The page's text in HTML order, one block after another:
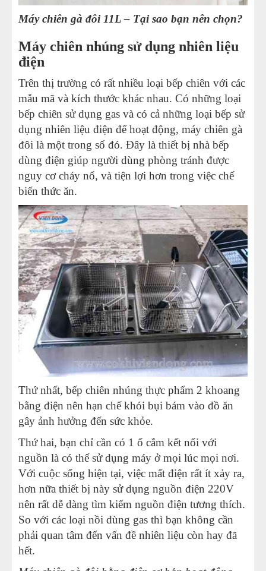
Máy chiên gà đôi 11L – Tại sao bạn nên chọn?
Máy chiên nhúng sử dụng nhiên liệu
điện
Trên thị trường có rất nhiều loại bếp chiên với các
mẫu mã và kích thước khác nhau. Có những loại
bếp chiên sử dụng gas và có cả những loại bếp sử
dụng nhiên liệu điện để hoạt động, máy chiên gà
đôi là một trong số đó. Đây là thiết bị nhà bếp
dùng điện giúp người dùng phòng tránh được
nguy cơ cháy nổ, và tiện lợi hơn trong việc chế
biến thức ăn.
Thứ nhất, bếp chiên nhúng thực phẩm 2 khoang
bằng điện nên hạn chế khói bụi bám vào đồ ăn
gây ảnh hưởng đến sức khỏe.
Thứ hai, bạn chỉ cần có 1 ổ cắm kết nối với
nguồn là có thể sử dụng máy ở mọi lúc mọi nơi.
Với cuộc sống hiện tại, việc mất điện rất ít xảy ra,
hơn nữa thiết bị này sử dụng nguồn điện 220V
nên rất dễ dàng tìm kiếm nguồn điện tương thích.
So với các loại nồi dùng gas thì bạn không cần
phải quan tâm đến vấn đề nhiên liệu còn hay đã
hết.